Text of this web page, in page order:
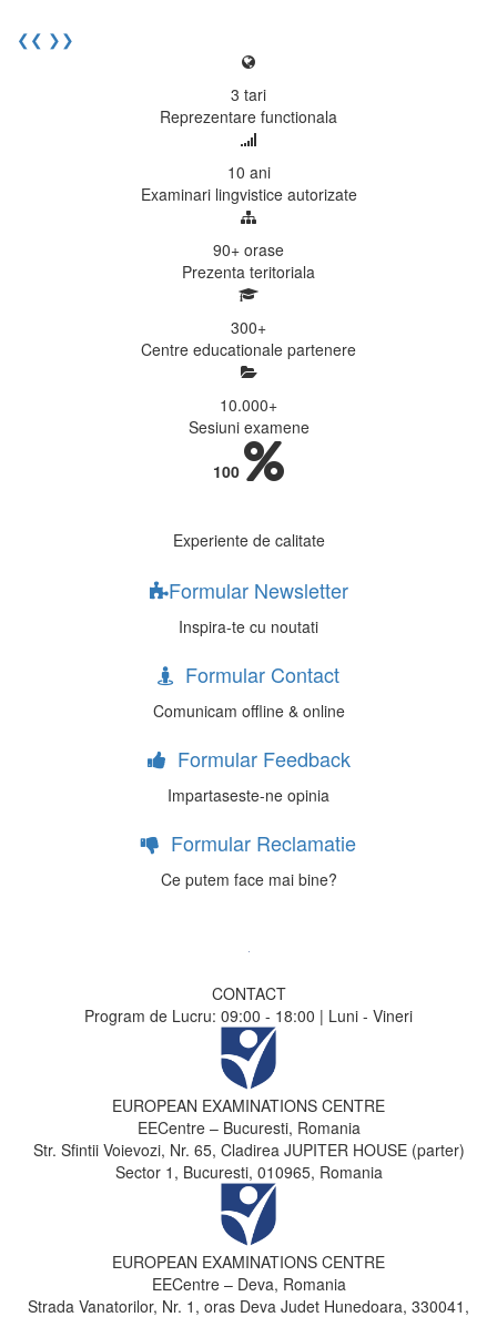
❮❮ ❯❯
3 tari
Reprezentare functionala
10 ani
Examinari lingvistice autorizate
90+ orase
Prezenta teritoriala
300+
Centre educationale partenere
10.000+
Sesiuni examene
100
Experiente de calitate
Formular Newsletter
Inspira-te cu noutati
Formular Contact
Comunicam offline & online
Formular Feedback
Impartaseste-ne opinia
Formular Reclamatie
Ce putem face mai bine?
CONTACT
Program de Lucru: 09:00 - 18:00 | Luni - Vineri
EUROPEAN EXAMINATIONS CENTRE
EECentre – Bucuresti, Romania
Str. Sfintii Voievozi, Nr. 65, Cladirea JUPITER HOUSE (parter)
Sector 1, Bucuresti, 010965, Romania
EUROPEAN EXAMINATIONS CENTRE
EECentre – Deva, Romania
Strada Vanatorilor, Nr. 1, oras Deva Judet Hunedoara, 330041,